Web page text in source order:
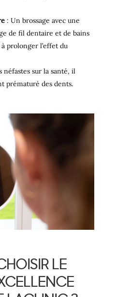
: Un brossage avec une
de fil dentaire et de bains
prolonger l’effet du
sur la santé, il
prématuré des dents.
LE